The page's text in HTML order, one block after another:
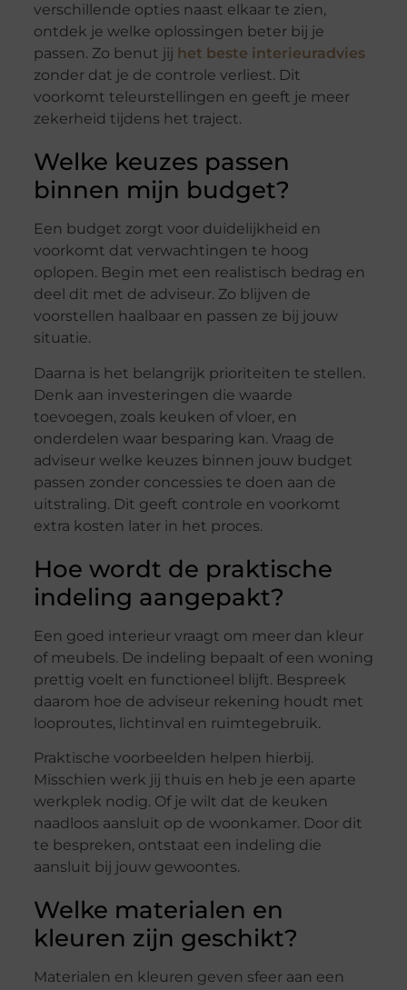
verschillende opties naast elkaar te zien,
ontdek je welke oplossingen beter bij je
passen. Zo benut jij het beste interieuradvies
zonder dat je de controle verliest. Dit
voorkomt teleurstellingen en geeft je meer
zekerheid tijdens het traject.
Welke keuzes passen
binnen mijn budget?
Een budget zorgt voor duidelijkheid en
voorkomt dat verwachtingen te hoog
oplopen. Begin met een realistisch bedrag en
deel dit met de adviseur. Zo blijven de
voorstellen haalbaar en passen ze bij jouw
situatie.
Daarna is het belangrijk prioriteiten te stellen.
Denk aan investeringen die waarde
toevoegen, zoals keuken of vloer, en
onderdelen waar besparing kan. Vraag de
adviseur welke keuzes binnen jouw budget
passen zonder concessies te doen aan de
uitstraling. Dit geeft controle en voorkomt
extra kosten later in het proces.
Hoe wordt de praktische
indeling aangepakt?
Een goed interieur vraagt om meer dan kleur
of meubels. De indeling bepaalt of een woning
prettig voelt en functioneel blijft. Bespreek
daarom hoe de adviseur rekening houdt met
looproutes, lichtinval en ruimtegebruik.
Praktische voorbeelden helpen hierbij.
Misschien werk jij thuis en heb je een aparte
werkplek nodig. Of je wilt dat de keuken
naadloos aansluit op de woonkamer. Door dit
te bespreken, ontstaat een indeling die
aansluit bij jouw gewoontes.
Welke materialen en
kleuren zijn geschikt?
Materialen en kleuren geven sfeer aan een